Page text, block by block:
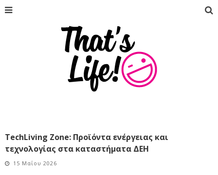
TechLiving Zone: Προϊόντα ενέργειας και
τεχνολογίας στα καταστήματα ΔΕΗ
15 Μαΐου 2026